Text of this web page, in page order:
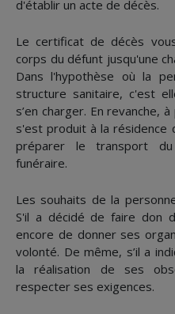
d'établir un acte de décès.
Le certificat de décès
corps du défunt jusqu'une
Dans l'hypothèse où la
structure sanitaire, c'est
s’en charger. En revanche,
s'est produit à la résidence
préparer le transport
funéraire.
Les souhaits de la
S'il a décidé de faire don
encore de donner ses
volonté. De même, s’il a
la réalisation de ses
respecter ses exigences.